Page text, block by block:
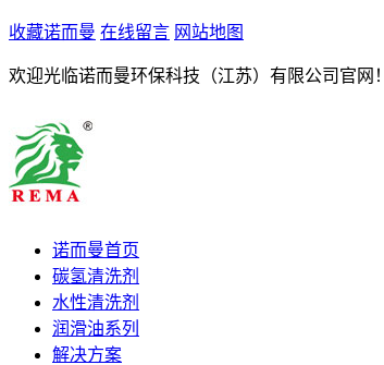
收藏诺而曼 在线留言 网站地图
欢迎光临诺而曼环保科技（江苏）有限公司官网！
诺而曼首页
碳氢清洗剂
水性清洗剂
润滑油系列
解决方案